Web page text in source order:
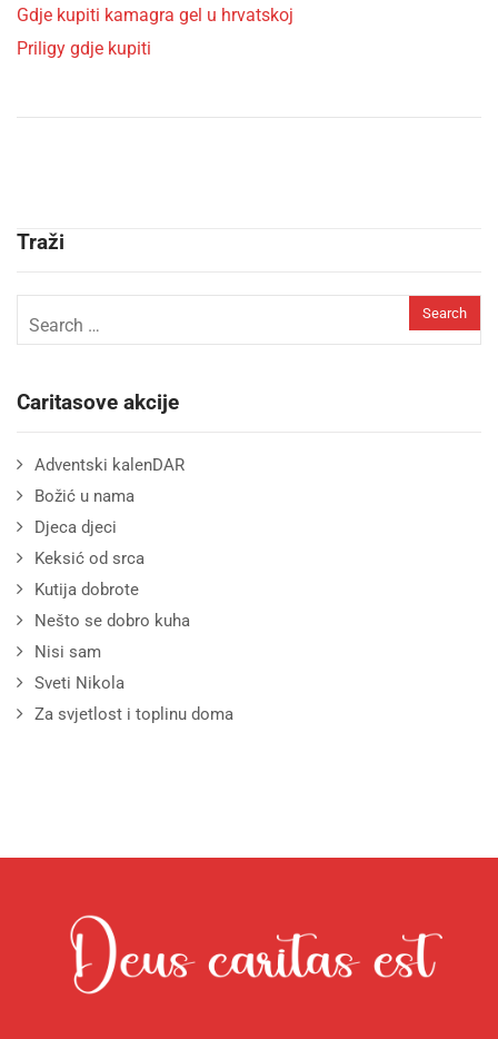
Gdje kupiti kamagra gel u hrvatskoj
Priligy gdje kupiti
Traži
Caritasove akcije
Adventski kalenDAR
Božić u nama
Djeca djeci
Keksić od srca
Kutija dobrote
Nešto se dobro kuha
Nisi sam
Sveti Nikola
Za svjetlost i toplinu doma